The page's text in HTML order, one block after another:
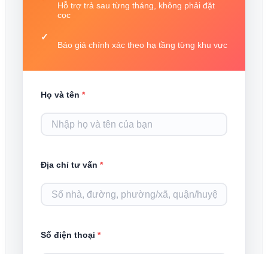
Hỗ trợ trả sau từng tháng, không phải đặt
cọc
Báo giá chính xác theo hạ tầng từng khu vực
Họ và tên *
Địa chỉ tư vấn *
Số điện thoại *